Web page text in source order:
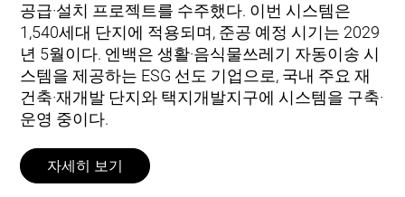
공급·설치 프로젝트를 수주했다. 이번 시스템은
1,540세대 단지에 적용되며, 준공 예정 시기는 2029
년 5월이다. 엔백은 생활·음식물쓰레기 자동이송 시
스템을 제공하는 ESG 선도 기업으로, 국내 주요 재
건축·재개발 단지와 택지개발지구에 시스템을 구축·
운영 중이다.
자세히 보기